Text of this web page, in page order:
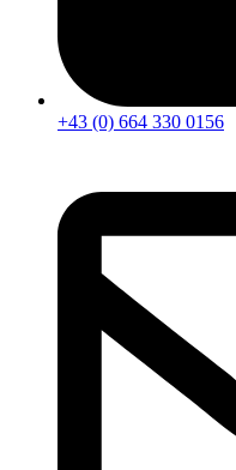
+43 (0) 664 330 0156